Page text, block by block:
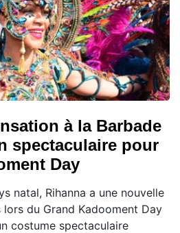
à la Barbade
spectaculaire pour
Day
natal, Rihanna a une nouvelle
du Grand Kadooment Day
costume spectaculaire